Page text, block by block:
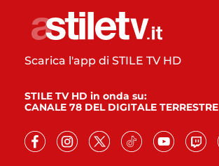
Scarica l'app di STILE TV HD
STILE TV HD in onda su:
CANALE 78 DEL DIGITALE TERRESTRE